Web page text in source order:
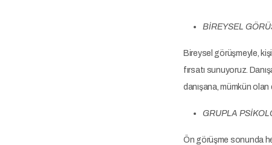
BİREYSEL
Bireysel görüşmeyle,
fırsatı sunuyoruz.
danışana, mümkün
GRUPLA
Ön görüşme sonunda